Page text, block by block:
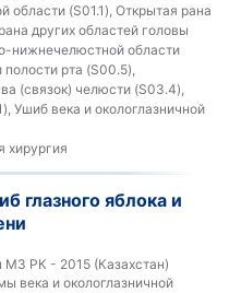
области (S01.1), Открытая рана
других областей головы
нижнечелюстной области
рта (S00.5),
(связок) челюсти (S03.4),
Ушиб века и окологлазничной
хирургия
глазного яблока и
МЗ РК - 2015 (Казахстан)
века и окологлазничной